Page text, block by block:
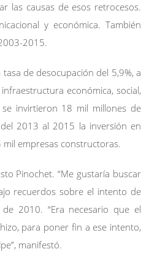
las causas de esos retrocesos.
y económica. También
2015.
de desocupación del 5,9%, a
económica, social,
invirtieron 18 mil millones de
2013 al 2015 la inversión en
empresas constructoras.
Pinochet. “Me gustaría buscar
recuerdos sobre el intento de
2010. “Era necesario que el
para poner fin a ese intento,
manifestó.